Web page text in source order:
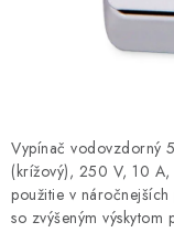
ELEKTRICKÉ
SVIETIDLÁ A
ÚLOŽNÝ MATERIÁL
Vypínač vodovzdorný
(krížový), 250 V, 10 A,
použitie v
so zvýšeným výskytom